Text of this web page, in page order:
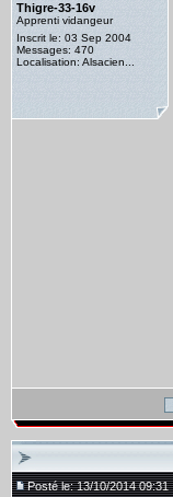
Thigre-33-16v
Apprenti vidangeur
Inscrit le: 03 Sep 2004
Messages: 470
Localisation: Alsacien...
Posté le: 13/10/2014 09:31